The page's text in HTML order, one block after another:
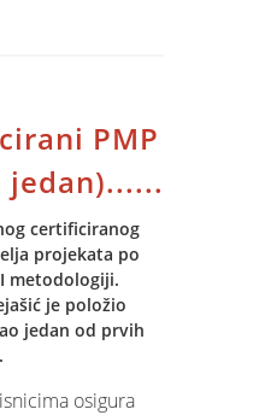
u prvom
će se sustav
vijesti,
i sustav
iz domene
obustave,
imovine).
PMP
jedan)......
certificiranog
projekata po
metodologiji.
je položio
jedan od prvih
osigura